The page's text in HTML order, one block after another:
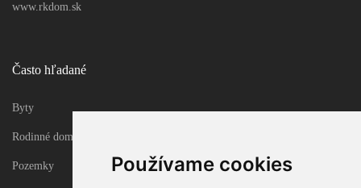
Používame cookies
www.rkdom.sk
Často hľadané
Byty
Rodinné domy
Pozemky